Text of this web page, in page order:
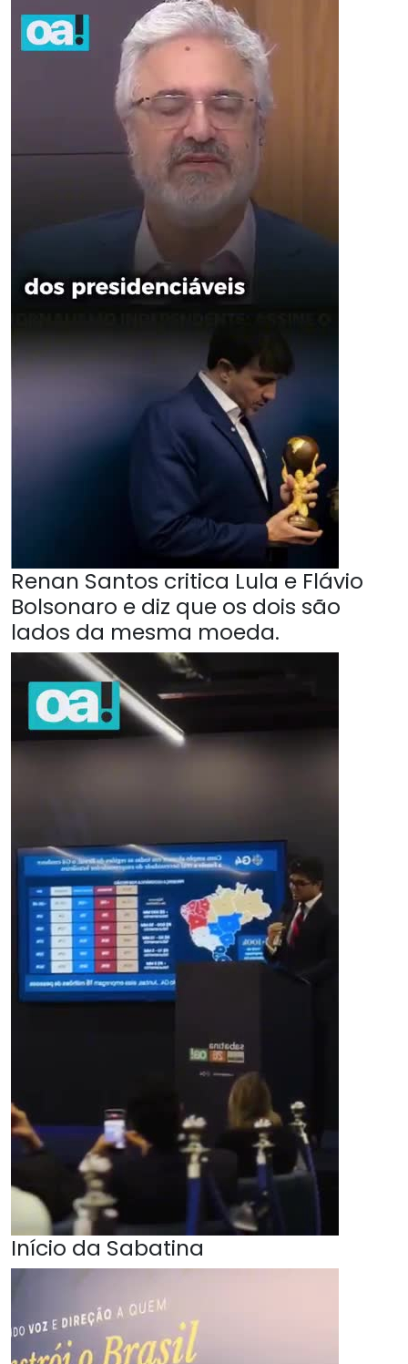
Renan Santos critica Lula e Flávio
Bolsonaro e diz que os dois são
lados da mesma moeda.
Início da Sabatina